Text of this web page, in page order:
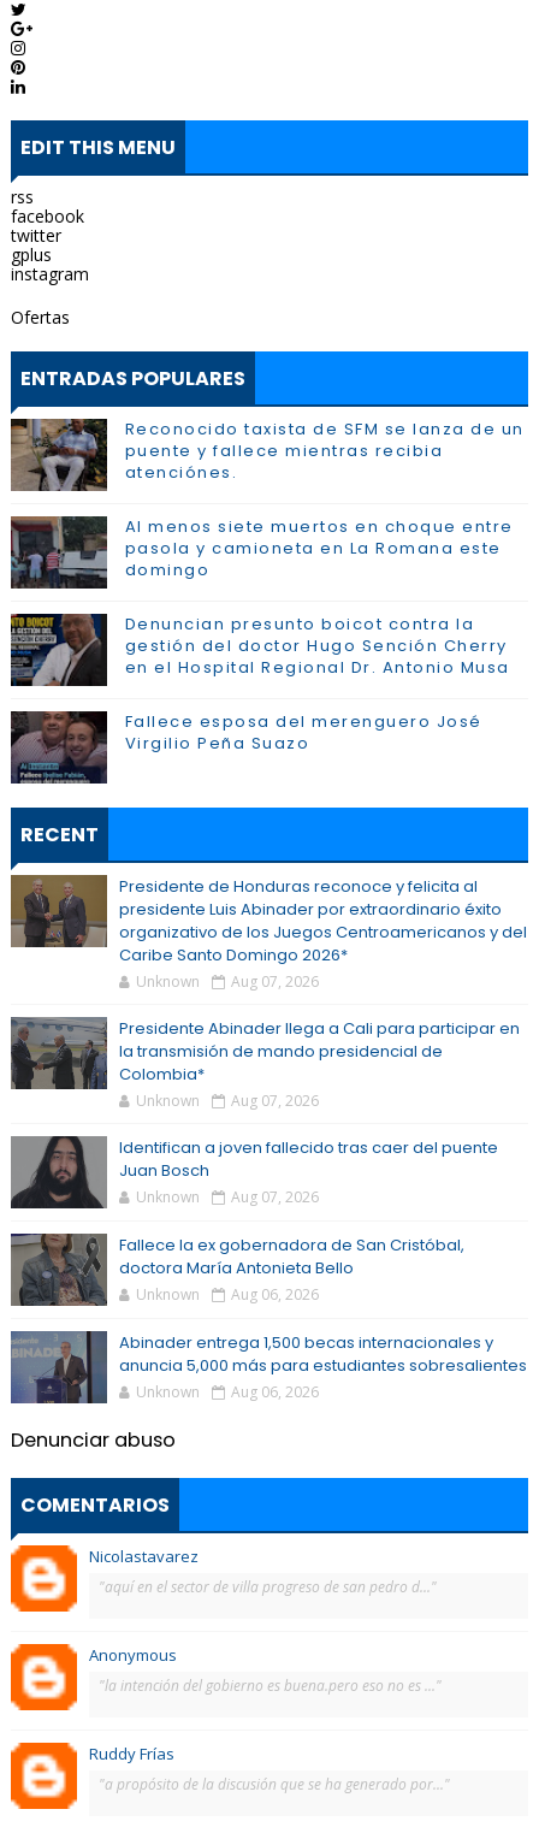
EDIT THIS MENU
rss
facebook
twitter
gplus
instagram
Ofertas
ENTRADAS POPULARES
Reconocido taxista de SFM se lanza de un
puente y fallece mientras recibia
atenciónes.
Al menos siete muertos en choque entre
pasola y camioneta en La Romana este
domingo
Denuncian presunto boicot contra la
gestión del doctor Hugo Sención Cherry
en el Hospital Regional Dr. Antonio Musa
Fallece esposa del merenguero José
Virgilio Peña Suazo
RECENT
Presidente de Honduras reconoce y felicita al
presidente Luis Abinader por extraordinario éxito
organizativo de los Juegos Centroamericanos y del
Caribe Santo Domingo 2026*
Unknown Aug 07, 2026
Presidente Abinader llega a Cali para participar en
la transmisión de mando presidencial de
Colombia*
Unknown Aug 07, 2026
Identifican a joven fallecido tras caer del puente
Juan Bosch
Unknown Aug 07, 2026
Fallece la ex gobernadora de San Cristóbal,
doctora María Antonieta Bello
Unknown Aug 06, 2026
Abinader entrega 1,500 becas internacionales y
anuncia 5,000 más para estudiantes sobresalientes
Unknown Aug 06, 2026
Denunciar abuso
COMENTARIOS
Nicolastavarez
"aquí en el sector de villa progreso de san pedro d..."
Anonymous
"la intención del gobierno es buena.pero eso no es ..."
Ruddy Frías
"a propósito de la discusión que se ha generado por..."